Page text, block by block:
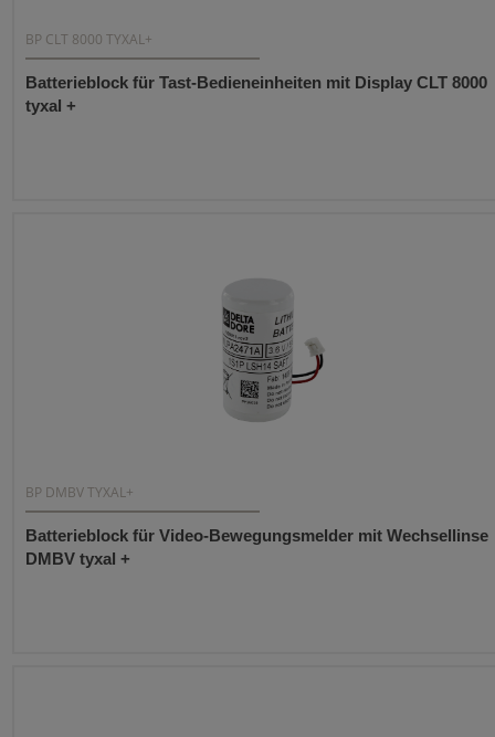
BP CLT 8000 TYXAL+
Batterieblock für Tast-Bedieneinheiten mit Display CLT 8000
tyxal +
BP DMBV TYXAL+
Batterieblock für Video-Bewegungsmelder mit Wechsellinse
DMBV tyxal +